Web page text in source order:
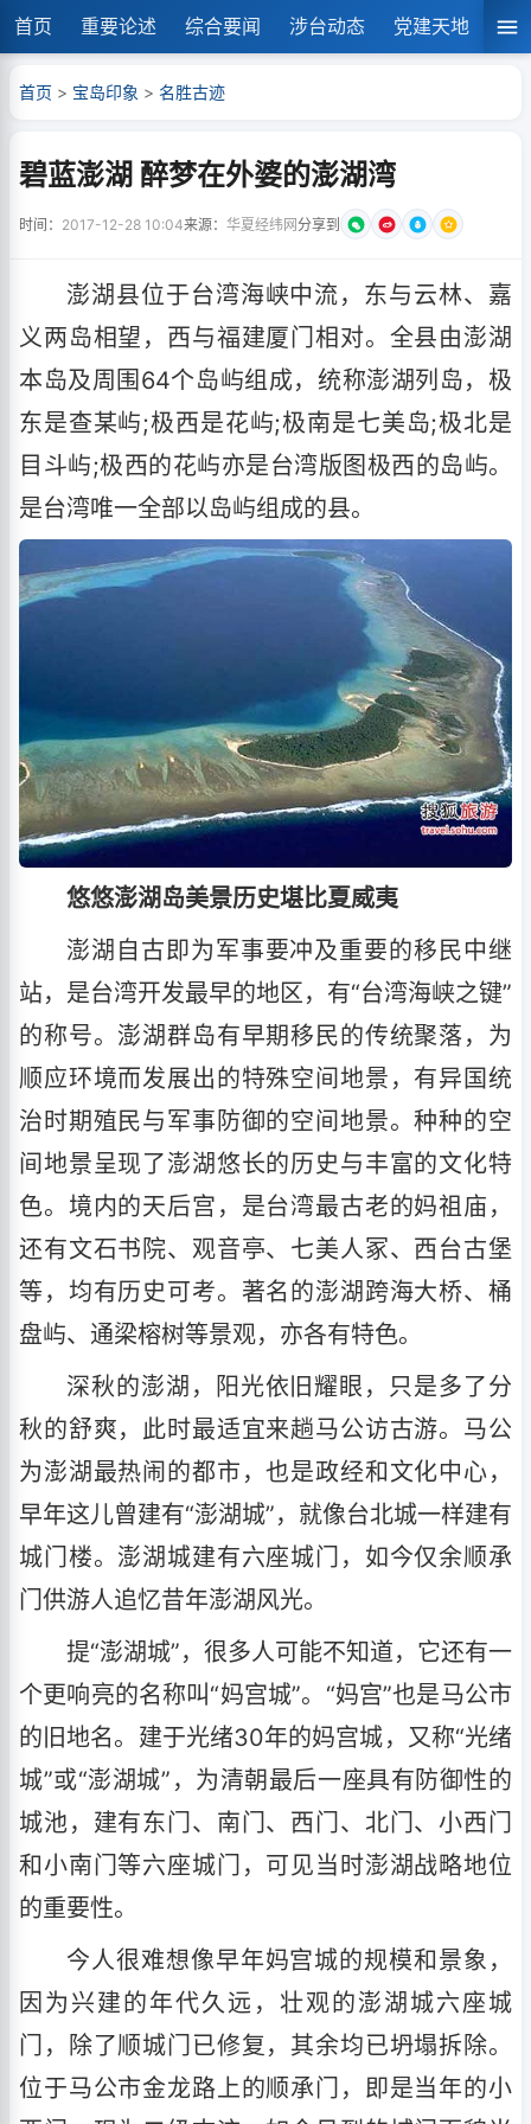
首页 重要论述 综合要闻 涉台动态 党建天地 湘
首页 > 宝岛印象 > 名胜古迹
碧蓝澎湖 醉梦在外婆的澎湖湾
时间： 2017-12-28 10:04来源： 华夏经纬网分享到
澎湖县位于台湾海峡中流，东与云林、嘉
义两岛相望，西与福建厦门相对。全县由澎湖
本岛及周围64个岛屿组成，统称澎湖列岛，极
东是查某屿;极西是花屿;极南是七美岛;极北是
目斗屿;极西的花屿亦是台湾版图极西的岛屿。
是台湾唯一全部以岛屿组成的县。
悠悠澎湖岛美景历史堪比夏威夷
澎湖自古即为军事要冲及重要的移民中继
站，是台湾开发最早的地区，有“台湾海峡之键”
的称号。澎湖群岛有早期移民的传统聚落，为
顺应环境而发展出的特殊空间地景，有异国统
治时期殖民与军事防御的空间地景。种种的空
间地景呈现了澎湖悠长的历史与丰富的文化特
色。境内的天后宫，是台湾最古老的妈祖庙，
还有文石书院、观音亭、七美人冢、西台古堡
等，均有历史可考。著名的澎湖跨海大桥、桶
盘屿、通梁榕树等景观，亦各有特色。
深秋的澎湖，阳光依旧耀眼，只是多了分
秋的舒爽，此时最适宜来趟马公访古游。马公
为澎湖最热闹的都市，也是政经和文化中心，
早年这儿曾建有“澎湖城”，就像台北城一样建有
城门楼。澎湖城建有六座城门，如今仅余顺承
门供游人追忆昔年澎湖风光。
提“澎湖城”，很多人可能不知道，它还有一
个更响亮的名称叫“妈宫城”。“妈宫”也是马公市
的旧地名。建于光绪30年的妈宫城，又称“光绪
城”或“澎湖城”，为清朝最后一座具有防御性的
城池，建有东门、南门、西门、北门、小西门
和小南门等六座城门，可见当时澎湖战略地位
的重要性。
今人很难想像早年妈宫城的规模和景象，
因为兴建的年代久远，壮观的澎湖城六座城
门，除了顺城门已修复，其余均已坍塌拆除。
位于马公市金龙路上的顺承门，即是当年的小